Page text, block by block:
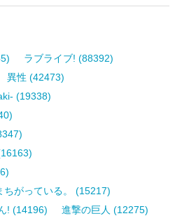
ラブライブ! (88392)
異性 (42473)
(19338)
ちがっている。 (15217)
! (14196)
進撃の巨人 (12275)